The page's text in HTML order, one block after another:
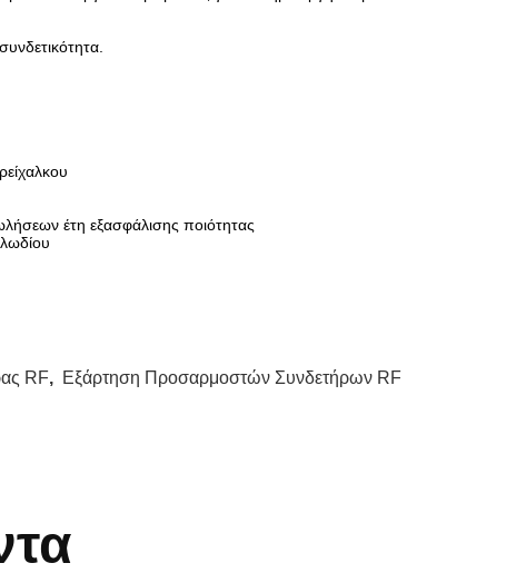
έτη εξασφάλισης ποιότητας
RF, Εξάρτηση Προσαρμοστών Συνδετήρων RF